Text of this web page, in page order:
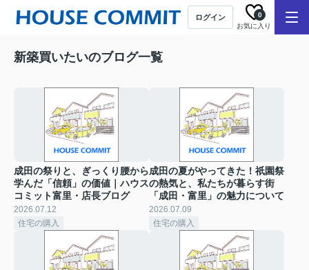
ログイン
お気に入り
0
新築買いたいのブログ一覧
成田の祭りと、ぎっくり腰から
学んだ「信頼」の価値｜ハウス
コミット富里・店長ブログ
2026.07.12
住宅の購入
成田の夏がやってきた！祇園祭
の熱気と、私たちが暮らす街
「成田・富里」の魅力について
2026.07.09
住宅の購入